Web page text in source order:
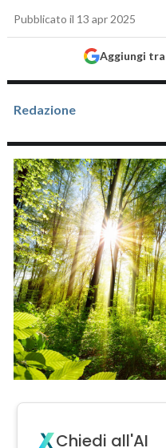
Pubblicato il 13 apr 2025
Aggiungi
Redazione
Chiedi all'AI